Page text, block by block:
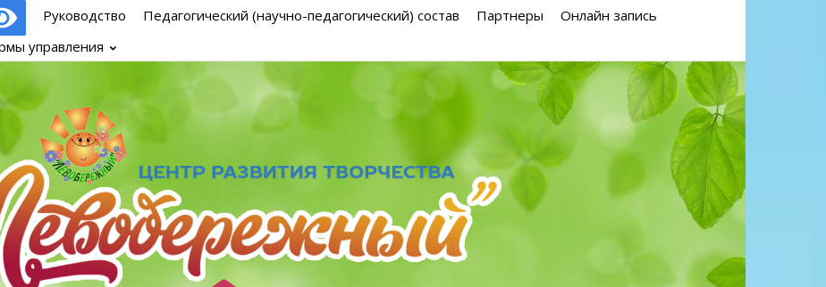
Руководство Педагогический (научно-педагогический) состав Партнеры
Онлайн запись
управления